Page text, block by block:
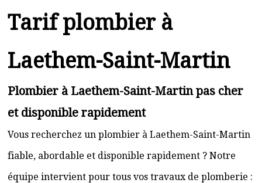
Tarif plombier à
Laethem-Saint-Martin
Plombier à Laethem-Saint-Martin pas cher
et disponible rapidement
Vous recherchez un plombier à Laethem-Saint-Martin
fiable, abordable et disponible rapidement ? Notre
équipe intervient pour tous vos travaux de plomberie :